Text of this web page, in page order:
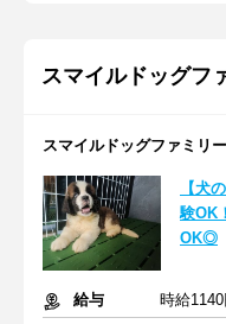
スマイルドッグフ
スマイルドッグファミリー
【犬
験OK
OK◎
給与
時給1140